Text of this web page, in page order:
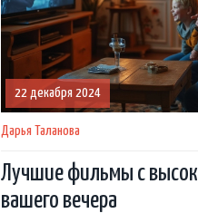
22 декабря 2024
Дарья Таланова
Лучшие фильмы с
вашего вечера